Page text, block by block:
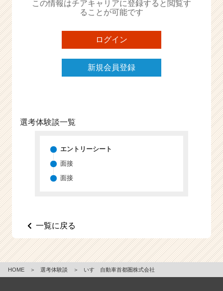
ャ
リ
r
この情報はチアキャリアに登録すると閲覧す
ることが可能です
ログイン
新規会員登録
選考体験談一覧
エントリーシート
面接
面接
一覧に戻る
HOME ＞ 選考体験談 ＞ いすゞ自動車首都圏株式会社